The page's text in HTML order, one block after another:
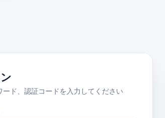
ード、認証コードを入力してください